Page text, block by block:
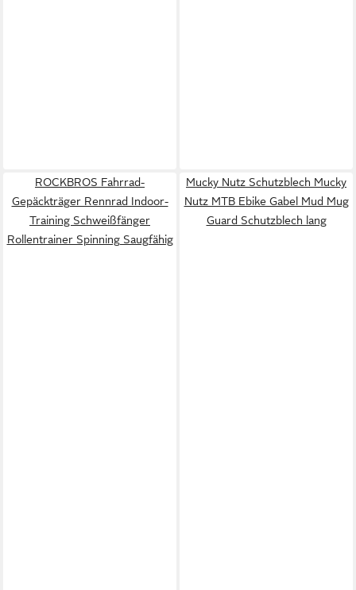
ROCKBROS Fahrrad-
Gepäckträger Rennrad Indoor-
Training Schweißfänger
Rollentrainer Spinning Saugfähig
Mucky Nutz Schutzblech Mucky
Nutz MTB Ebike Gabel Mud Mug
Guard Schutzblech lang